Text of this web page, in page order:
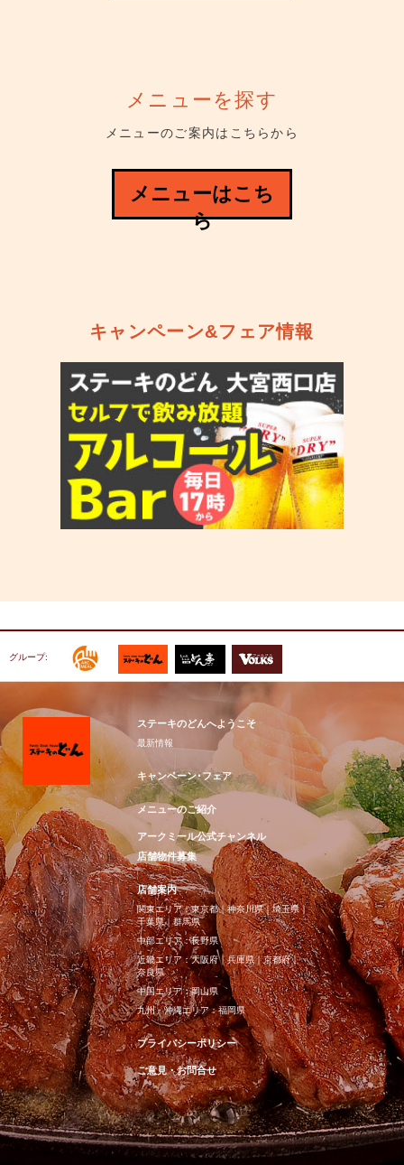
メニューを探す
メニューのご案内はこちらから
メニューはこち
ら
キャンペーン&フェア情報
グループ:
ステーキのどんへようこそ
最新情報
キャンペーン･フェア
メニューのご紹介
アークミール公式チャンネル
店舗物件募集
店舗案内
関東エリア：東京都｜神奈川県｜埼玉県｜
千葉県｜群馬県
中部エリア：長野県
近畿エリア：大阪府｜兵庫県｜京都府｜
奈良県
中国エリア：岡山県
九州・沖縄エリア：福岡県
プライバシーポリシー
ご意見・お問合せ